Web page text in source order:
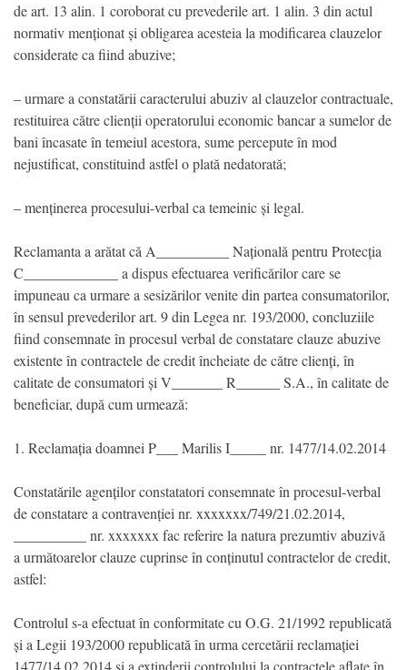
de art. 13 alin. 1 coroborat cu prevederile art. 1 alin. 3 din actul
normativ menționat și obligarea acesteia la modificarea clauzelor
considerate ca fiind abuzive;
– urmare a constatării caracterului abuziv al clauzelor contractuale,
restituirea către clienții operatorului economic bancar a sumelor de
bani încasate în temeiul acestora, sume percepute în mod
nejustificat, constituind astfel o plată nedatorată;
– menținerea procesului-verbal ca temeinic și legal.
Reclamanta a arătat că A__________ Națională pentru Protecția
C_____________ a dispus efectuarea verificărilor care se
impuneau ca urmare a sesizărilor venite din partea consumatorilor,
în sensul prevederilor art. 9 din Legea nr. 193/2000, concluziile
fiind consemnate în procesul verbal de constatare clauze abuzive
existente în contractele de credit încheiate de către clienți, în
calitate de consumatori și V_______ R______ S.A., în calitate de
beneficiar, după cum urmează:
1. Reclamația doamnei P___ Marilis I_____ nr. 1477/14.02.2014
Constatările agenților constatatori consemnate în procesul-verbal
de constatare a contravenției nr. xxxxxxx/749/21.02.2014,
__________ nr. xxxxxxx fac referire la natura prezumtiv abuzivă
a următoarelor clauze cuprinse în conținutul contractelor de credit,
astfel:
Controlul s-a efectuat în conformitate cu O.G. 21/1992 republicată
și a Legii 193/2000 republicată în urma cercetării reclamației
1477/14.02.2014 și a extinderii controlului la contractele aflate în